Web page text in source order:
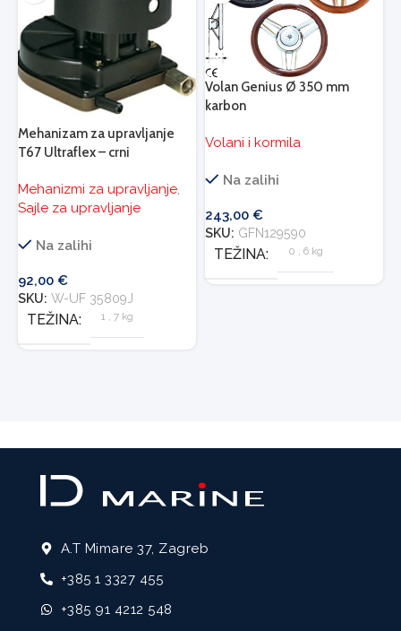
Mehanizam za upravljanje
T67 Ultraflex – crni
Mehanizmi za upravljanje,
Sajle za upravljanje
Na zalihi
92,00 €
SKU: W-UF 35809J
TEŽINA 1 , 7 kg
Volan Genius Ø 350 mm
karbon
Volani i kormila
Na zalihi
243,00 €
SKU: GFN129590
TEŽINA 0 , 6 kg
A.T Mimare 37, Zagreb
+385 1 3327 455
+385 91 4212 548